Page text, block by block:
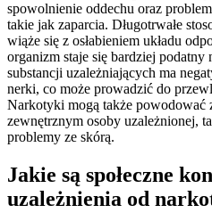
spowolnienie oddechu oraz
takie jak zaparcia. Długotrwałe
wiąże się z osłabieniem układu
organizm staje się bardziej
substancji uzależniających ma
nerki, co może prowadzić do
Narkotyki mogą także powodować
zewnętrznym osoby uzależnionej,
problemy ze skórą.
Jakie są społeczne
uzależnienia od